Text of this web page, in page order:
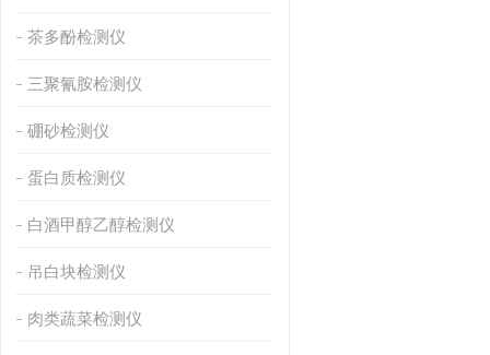
茶多酚检测仪
三聚氰胺检测仪
硼砂检测仪
蛋白质检测仪
白酒甲醇乙醇检测仪
吊白块检测仪
肉类蔬菜检测仪